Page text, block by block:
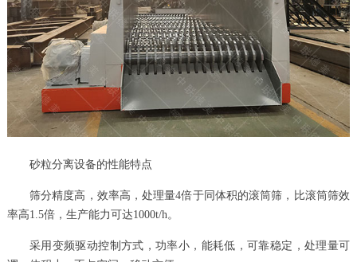
砂粒分离设备的性能特点
筛分精度高，效率高，处理量4倍于同体积的滚筒筛，比滚筒筛效
率高1.5倍，生产能力可达1000t/h。
采用变频驱动控制方式，功率小，能耗低，可靠稳定，处理量可